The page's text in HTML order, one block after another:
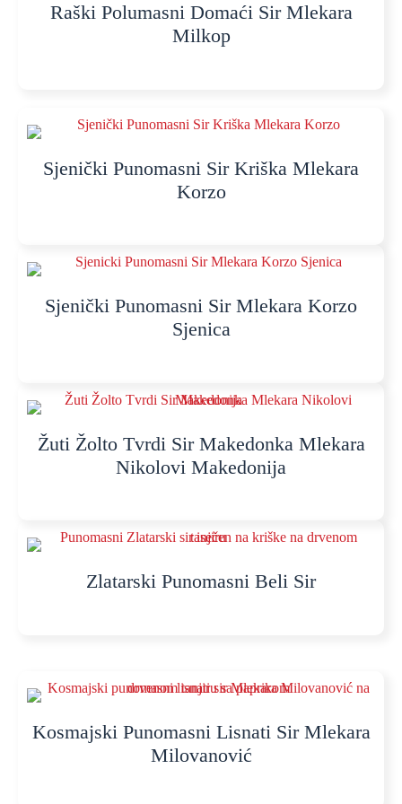
Raški Polumasni Domaći Sir Mlekara
Milkop
Sjenički Punomasni Sir Kriška Mlekara
Korzo
Sjenički Punomasni Sir Mlekara Korzo
Sjenica
Žuti Žolto Tvrdi Sir Makedonka Mlekara
Nikolovi Makedonija
Zlatarski Punomasni Beli Sir
Kosmajski Punomasni Lisnati Sir Mlekara
Milovanović